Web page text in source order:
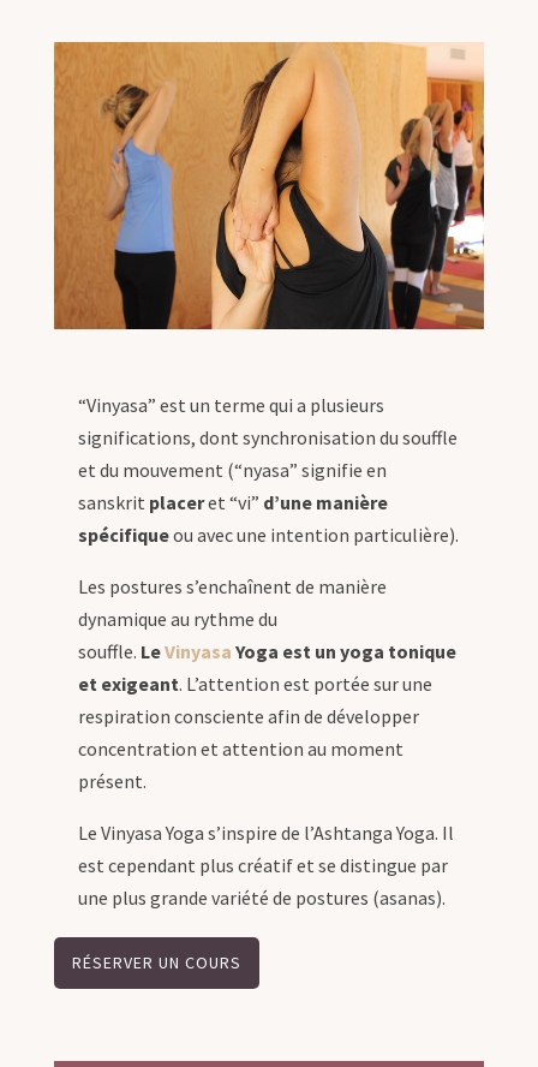
“Vinyasa” est un terme qui a plusieurs
significations, dont synchronisation du souffle
et du mouvement (“nyasa” signifie en
sanskrit placeret “vi” d’une manière
spécifiqueou avec une intention particulière).
Les postures s’enchaînent de manière
dynamique au rythme du
souffle. LeVinyasa Yoga est un yoga tonique
et exigeant. L’attention est portée sur une
respiration consciente afin de développer
concentration et attention au moment
présent.
Le Vinyasa Yoga s’inspire de l’Ashtanga Yoga. Il
est cependant plus créatif et se distingue par
une plus grande variété de postures (asanas).
RÉSERVER UN COURS